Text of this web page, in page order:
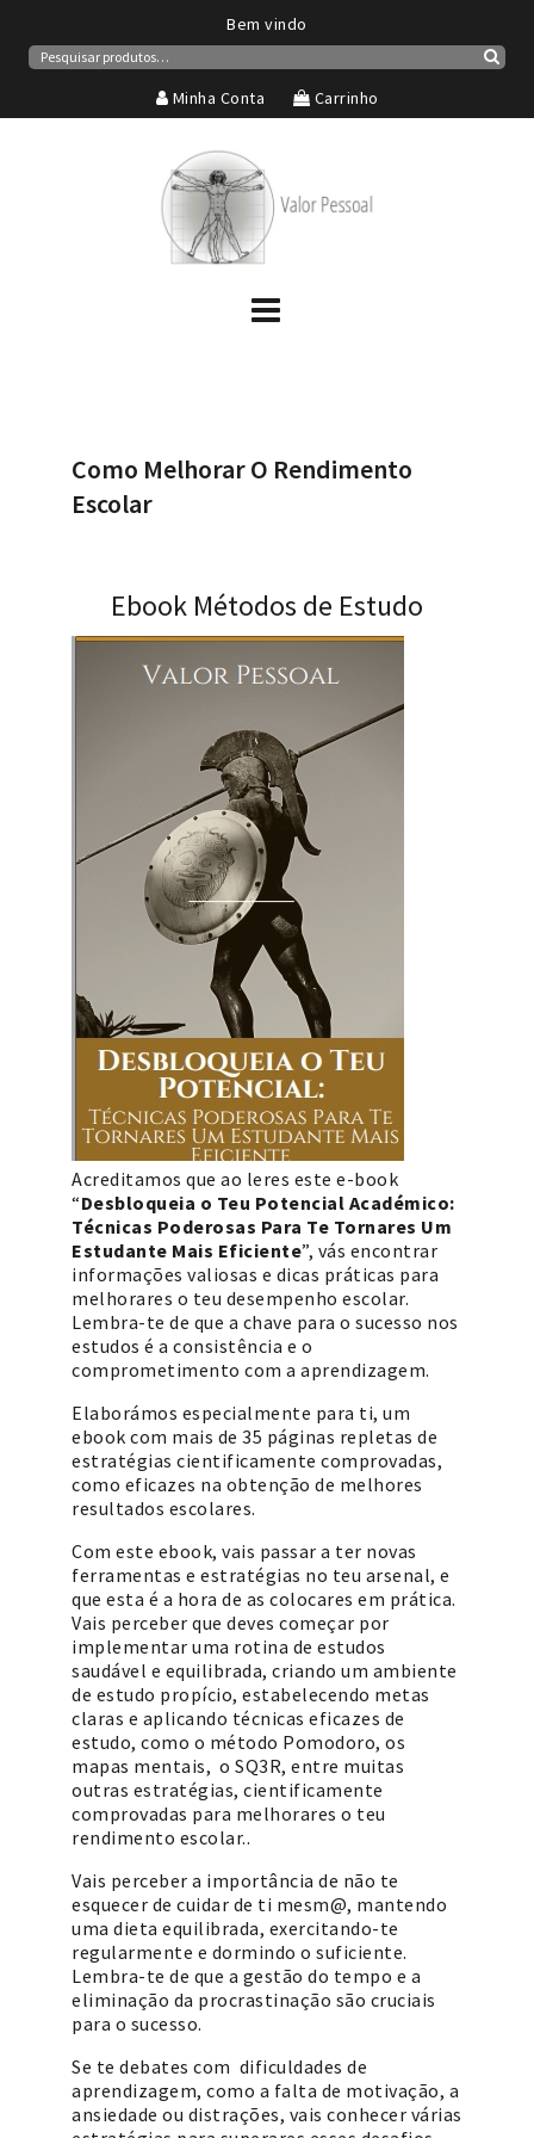
Bem vindo
Pesquisar
Minha Conta Carrinho
Como Melhorar O Rendimento
Escolar
Ebook Métodos de Estudo
Acreditamos que ao leres este e-book
“Desbloqueia o Teu Potencial Académico:
Técnicas Poderosas Para Te Tornares Um
Estudante Mais Eficiente”, vás encontrar
informações valiosas e dicas práticas para
melhorares o teu desempenho escolar.
Lembra-te de que a chave para o sucesso nos
estudos é a consistência e o
comprometimento com a aprendizagem.
Elaborámos especialmente para ti, um
ebook com mais de 35 páginas repletas de
estratégias cientificamente comprovadas,
como eficazes na obtenção de melhores
resultados escolares.
Com este ebook, vais passar a ter novas
ferramentas e estratégias no teu arsenal, e
que esta é a hora de as colocares em prática.
Vais perceber que deves começar por
implementar uma rotina de estudos
saudável e equilibrada, criando um ambiente
de estudo propício, estabelecendo metas
claras e aplicando técnicas eficazes de
estudo, como o método Pomodoro, os
mapas mentais, o SQ3R, entre muitas
outras estratégias, cientificamente
comprovadas para melhorares o teu
rendimento escolar..
Vais perceber a importância de não te
esquecer de cuidar de ti mesm@, mantendo
uma dieta equilibrada, exercitando-te
regularmente e dormindo o suficiente.
Lembra-te de que a gestão do tempo e a
eliminação da procrastinação são cruciais
para o sucesso.
Se te debates com dificuldades de
aprendizagem, como a falta de motivação, a
ansiedade ou distrações, vais conhecer várias